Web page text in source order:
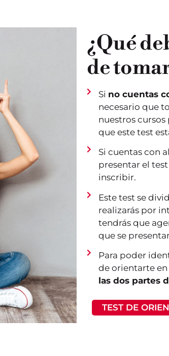
¿Qué
de
Si no cuentas
necesario que
nuestros cursos
que este test
Si cuentas con
presentar el
inscribir.
Este test se
realizarás por
tendrás que
que se
Para poder
de orientarte
las dos partes
TEST DE